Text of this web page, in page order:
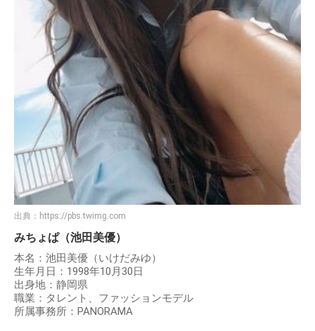
出典： https://pbs.twimg.com
みちょぱ（池田美優）
本名：池田美優（いけだみゆ）
生年月日：1998年10月30日
出身地：静岡県
職業：タレント、ファッションモデル
所属事務所：PANORAMA